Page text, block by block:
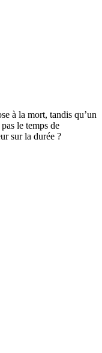
à la mort, tandis qu’un
le temps de
sur la durée ?